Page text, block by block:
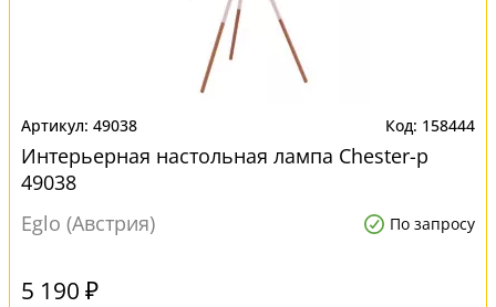
49038 158444
Интерьерная настольная лампа Chester-p
49038
Eglo (Австрия)
По запросу
5 190 ₽